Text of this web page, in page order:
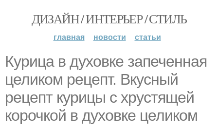
ДИЗАЙН / ИНТЕРЬЕР / СТИЛЬ
главная новости статьи
Курица в духовке запеченная
целиком рецепт. Вкусный
рецепт курицы с хрустящей
корочкой в духовке целиком